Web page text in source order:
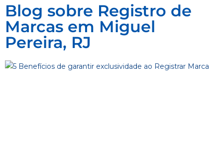
Blog sobre Registro de
Marcas em Miguel
Pereira, RJ